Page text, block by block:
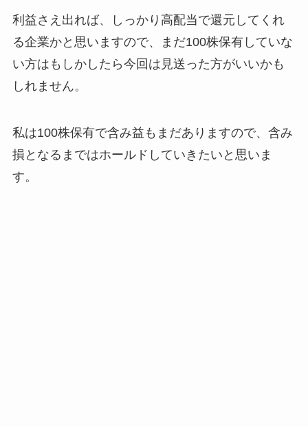
利益さえ出れば、しっかり高配当で還元してくれ
る企業かと思いますので、まだ100株保有していな
い方はもしかしたら今回は見送った方がいいかも
しれません。
私は100株保有で含み益もまだありますので、含み
損となるまではホールドしていきたいと思いま
す。